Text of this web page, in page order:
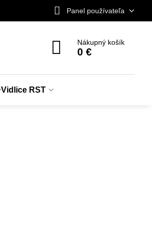
Panel používateľa
Nákupný košík
0 €
Vidlice RST